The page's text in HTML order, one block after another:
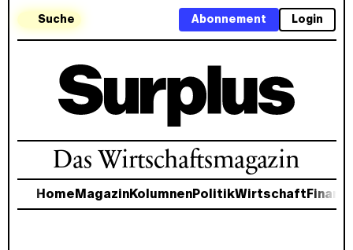
Suche Login
Abonnement
Das Wirtschaftsmagazin
Home MagazinKolumnenPolitikWirtschaft